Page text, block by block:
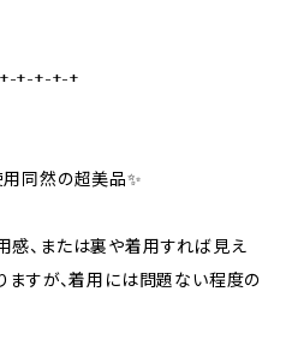
+-+-+-+
用同然の超美品✨
感、または裏や着用すれば見え
すが、着用には問題ない程度の